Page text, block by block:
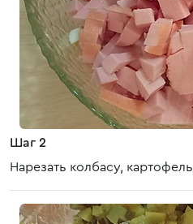
Шаг 2
Нарезать колбасу,